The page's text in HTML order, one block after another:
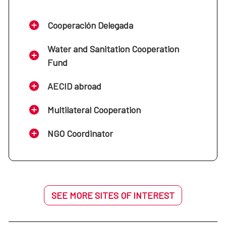
Cooperación Delegada
Water and Sanitation Cooperation
Fund
AECID abroad
Multilateral Cooperation
NGO Coordinator
SEE MORE SITES OF INTEREST